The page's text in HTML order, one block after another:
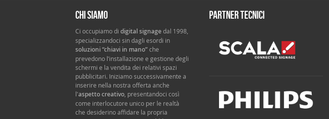
Chi siamo
Ci occupiamo di digital signagedal 1998,
specializzandoci sin dagli esordi in
soluzioni “chiavi in mano”che
prevedono l’installazione e gestione degli
schermi e la vendita dei relativi spazi
pubblicitari. Iniziamo successivamente a
inserire nella nostra offerta anche
l'aspetto creativo , presentandoci così
come interlocutore unico per le realtà
che desiderino affidare la propria
Partner tecnici